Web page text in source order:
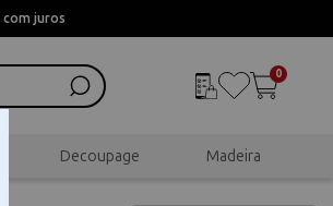
com juros
0
Decoupage Madeira